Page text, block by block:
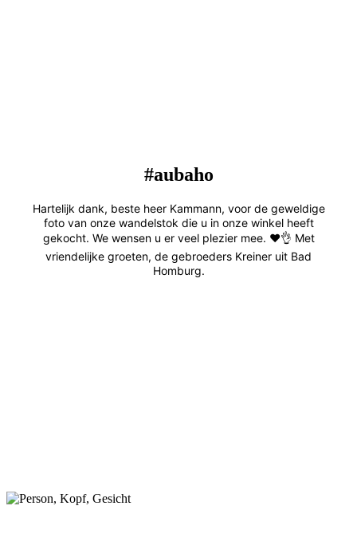
#aubaho
Hartelijk dank, beste heer Kammann, voor de geweldige
foto van onze wandelstok die u in onze winkel heeft
gekocht. We wensen u er veel plezier mee. ❤️👌 Met
vriendelijke groeten, de gebroeders Kreiner uit Bad
Homburg.